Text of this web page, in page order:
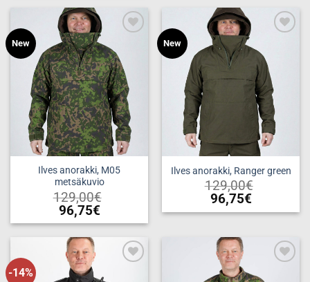
tuotteella
on
useampi
muunnelma.
Voit
tehdä
valinnat
tuotteen
sivulla.
on
useampi
muunnelma.
Voit
tehdä
valinnat
tuotteen
sivulla.
New
wishlist
Ilves anorakki, M05
metsäkuvio
129,00€
96,75€
Tällä
tuotteella
on
useampi
New
Ilves anorakki, Ranger green
129,00€
96,75€
Tällä
on
useampi
muunnelma.
-14%